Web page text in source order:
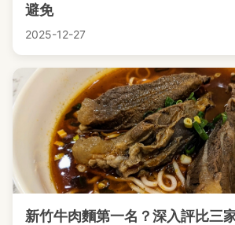
避免
2025-12-27
新竹牛肉麵第一名？深入評比三